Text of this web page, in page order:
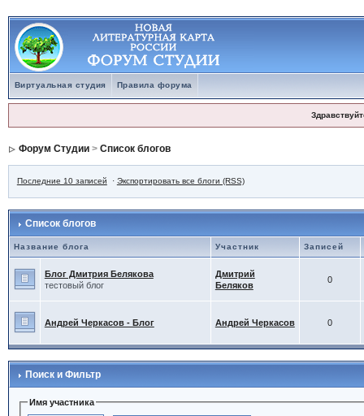
Виртуальная студия Правила форума
Форум Студии> Список блогов
Последние 10 записей · Экспортировать все блоги (RSS)
Список блогов
Название блога Участник Записей
Блог Дмитрия Белякова
тестовый блог
Дмитрий
Беляков
0
Андрей Черкасов - Блог Андрей Черкасов 0
Поиск и Фильтр
Имя участника